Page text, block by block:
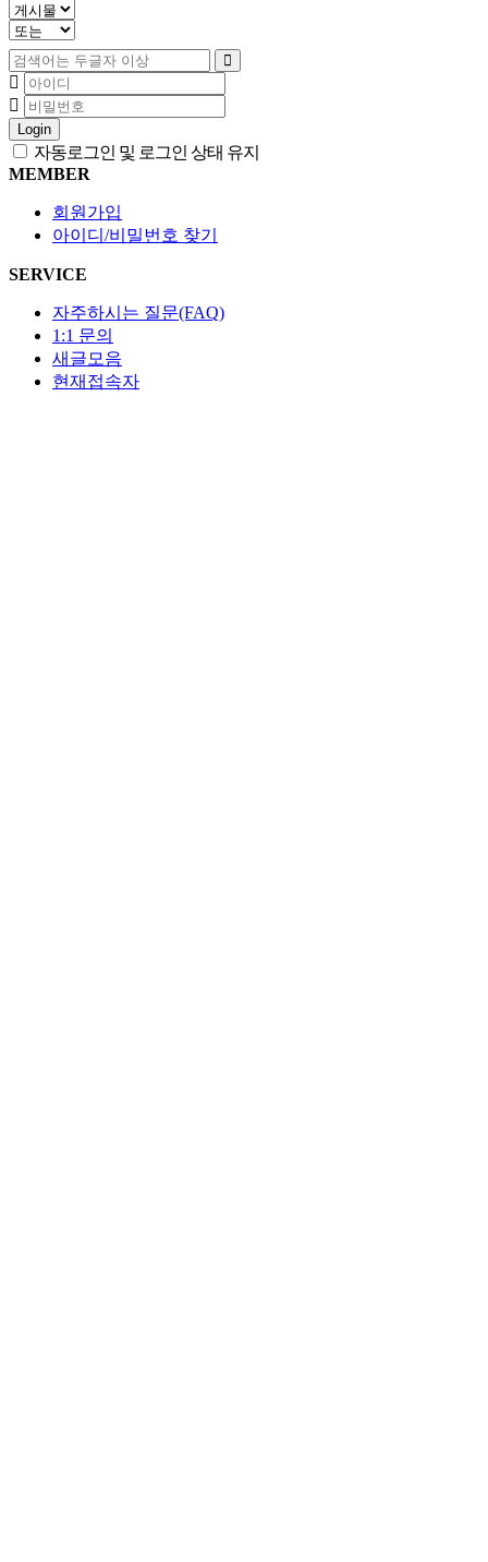
Login
자동로그인 및 로그인 상태 유지
MEMBER
회원가입
아이디/비밀번호 찾기
SERVICE
자주하시는 질문(FAQ)
1:1 문의
새글모음
현재접속자